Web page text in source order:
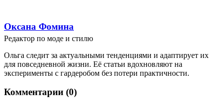
Оксана Фомина
Редактор по моде и стилю
Ольга следит за актуальными тенденциями и адаптирует их
для повседневной жизни. Её статьи вдохновляют на
эксперименты с гардеробом без потери практичности.
Комментарии (0)